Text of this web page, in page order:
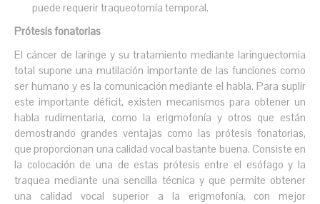
puede requerir traqueotomía temporal.
Prótesis fonatorias
El cáncer de laringe y su tratamiento mediante laringuectomia
total supone una mutilación importante de las funciones como
ser humano y es la comunicación mediante el habla. Para suplir
este importante déficit, existen mecanismos para obtener un
habla rudimentaria, como la erigmofonía y otros que están
demostrando grandes ventajas como las prótesis fonatorias,
que proporcionan una calidad vocal bastante buena. Consiste en
la colocación de una de estas prótesis entre el esófago y la
traquea mediante una sencilla técnica y que permite obtener
una calidad vocal superior a la erigmofonía, con mejor